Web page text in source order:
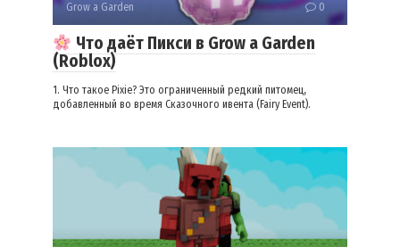
Grow a Garden 0
Что даёт Пикси в Grow a Garden
(Roblox)
1. Что такое Pixie? Это ограниченный редкий питомец,
добавленный во время Сказочного ивента (Fairy Event).